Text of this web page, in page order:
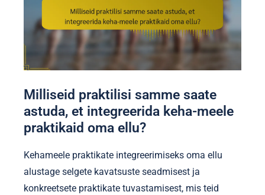
Milliseid praktilisi samme saate
astuda, et integreerida keha-meele
praktikaid oma ellu?
Kehameele praktikate integreerimiseks oma ellu
alustage selgete kavatsuste seadmisest ja
konkreetsete praktikate tuvastamisest, mis teid